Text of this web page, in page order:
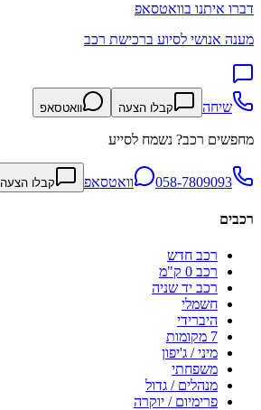
דברו איתנו בוואטסאפ
מענה אנושי לסיוע ברכישת רכב
שיחה קבלו הצעה וואטסאפ
מחפשים רכב? נשמח לסייע
058-7809093 וואטסאפ קבלו הצעה
רכבים
רכב חדש
רכב 0 ק"מ
רכב יד שניה
חשמלי
היברידי
7 מקומות
מיני / ג'יפון
משפחתי
מנהלים / גדול
פרימיום / יוקרה